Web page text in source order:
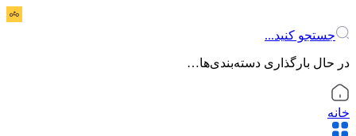
جستجو کنید...
در حال بارگذاری دسته‌بندی‌ها…
خانه